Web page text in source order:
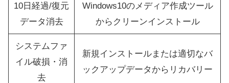
10日経過/復元
データ消去
Windows10のメディア作成ツール
からクリーンインストール
システムファ
イル破損・消
去
新規インストールまたは適切なバ
ックアップデータからリカバリー